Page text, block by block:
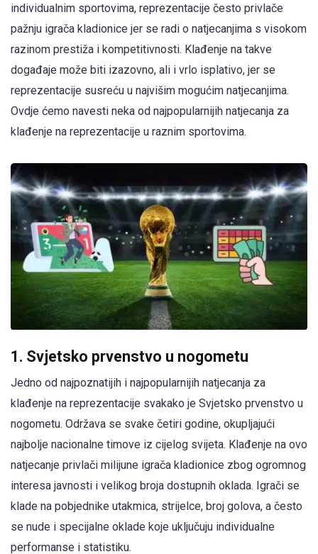
individualnim sportovima, reprezentacije često privlače
pažnju igrača kladionice jer se radi o natjecanjima s visokom
razinom prestiža i kompetitivnosti. Klađenje na takve
događaje može biti izazovno, ali i vrlo isplativo, jer se
reprezentacije susreću u najvišim mogućim natjecanjima.
Ovdje ćemo navesti neka od najpopularnijih natjecanja za
klađenje na reprezentacije u raznim sportovima.
1. Svjetsko prvenstvo u nogometu
Jedno od najpoznatijih i najpopularnijih natjecanja za
klađenje na reprezentacije svakako je Svjetsko prvenstvo u
nogometu. Održava se svake četiri godine, okupljajući
najbolje nacionalne timove iz cijelog svijeta. Klađenje na ovo
natjecanje privlači milijune igrača kladionice zbog ogromnog
interesa javnosti i velikog broja dostupnih oklada. Igrači se
klade na pobjednike utakmica, strijelce, broj golova, a često
se nude i specijalne oklade koje uključuju individualne
performanse i statistiku.